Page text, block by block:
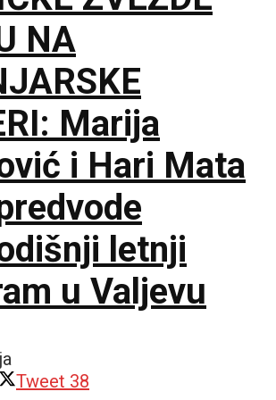
NA
Marija
i Hari Mata
letnji
u Valjevu
Tweet 38